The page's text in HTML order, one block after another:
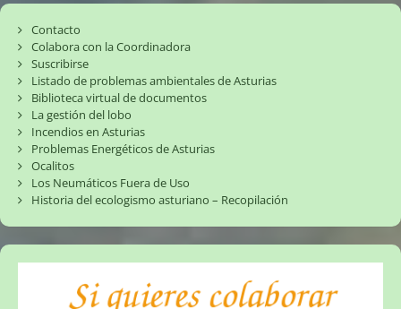
Contacto
Colabora con la Coordinadora
Suscribirse
Listado de problemas ambientales de Asturias
Biblioteca virtual de documentos
La gestión del lobo
Incendios en Asturias
Problemas Energéticos de Asturias
Ocalitos
Los Neumáticos Fuera de Uso
Historia del ecologismo asturiano – Recopilación